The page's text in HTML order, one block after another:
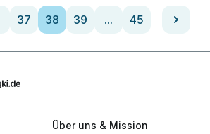
37 38 39 ... 45
Über uns & Mission